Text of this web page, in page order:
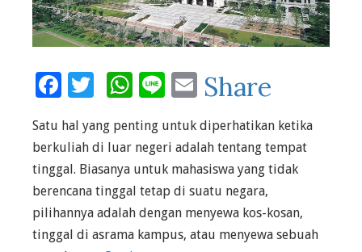
Facebook
Twitter
WhatsApp
LineEmail
Share
Satu hal yang penting untuk diperhatikan ketika
berkuliah di luar negeri adalah tentang tempat
tinggal. Biasanya untuk mahasiswa yang tidak
berencana tinggal tetap di suatu negara,
pilihannya adalah dengan menyewa kos-kosan,
tinggal di asrama kampus, atau menyewa sebuah